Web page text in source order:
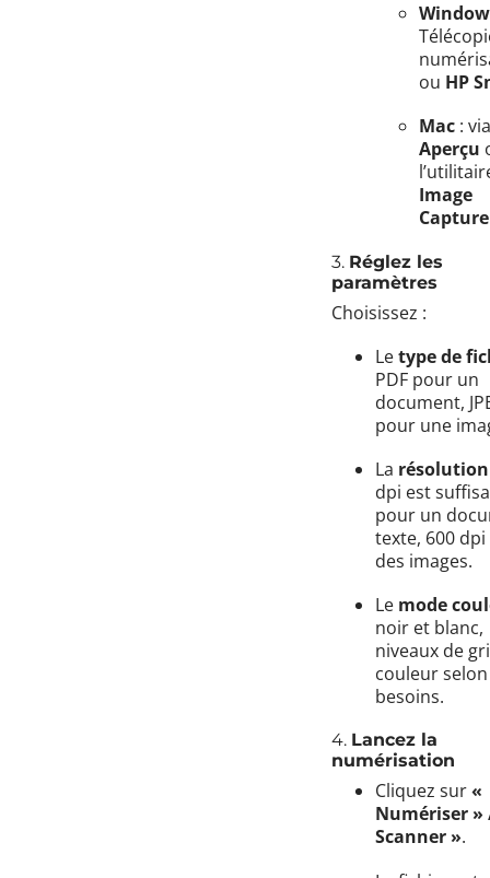
ou HP
Mac : via
Aperçu
Image
Capture
3. Réglez les
paramètres
Choisissez :
Letype de
PDF pour un
document,
pour une
La résolution
dpi est
pour un
texte, 600
des images.
Le mode
noir et blanc,
niveaux de
couleur
besoins.
4. Lancez la
numérisation
Cliquez sur«
Numériser »
Scanner ».